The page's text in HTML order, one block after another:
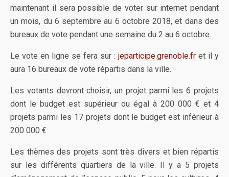
maintenant il sera possible de voter sur internet pendant
un mois, du 6 septembre au 6 octobre 2018, et dans des
bureaux de vote pendant une semaine du 2 au 6 octobre.
Le vote en ligne se fera sur : jeparticipe.grenoble.fr et il y
aura 16 bureaux de vote répartis dans la ville.
Les votants devront choisir, un projet parmi les 6 projets
dont le budget est supérieur ou égal à 200 000 € et 4
projets parmi les 17 projets dont le budget est inférieur à
200 000 €
Les thèmes des projets sont très divers et bien répartis
sur les différents quartiers de la ville. Il y a 5 projets